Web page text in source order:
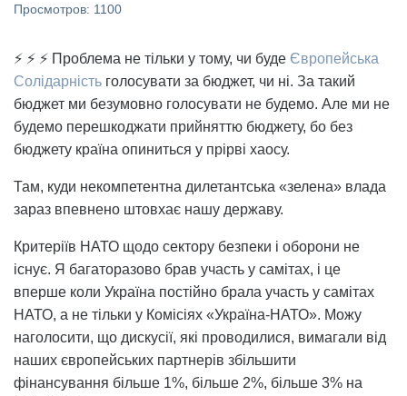
Просмотров: 1100
⚡ ⚡ ⚡ Проблема не тільки у тому, чи буде Європейська
Солідарність голосувати за бюджет, чи ні. За такий
бюджет ми безумовно голосувати не будемо. Але ми не
будемо перешкоджати прийняттю бюджету, бо без
бюджету країна опиниться у прірві хаосу.
Там, куди некомпетентна дилетантська «зелена» влада
зараз впевнено штовхає нашу державу.
Критеріїв НАТО щодо сектору безпеки і оборони не
існує. Я багаторазово брав участь у самітах, і це
вперше коли Україна постійно брала участь у самітах
НАТО, а не тільки у Комісіях «Україна-НАТО». Можу
наголосити, що дискусії, які проводилися, вимагали від
наших європейських партнерів збільшити
фінансування більше 1%, більше 2%, більше 3% на